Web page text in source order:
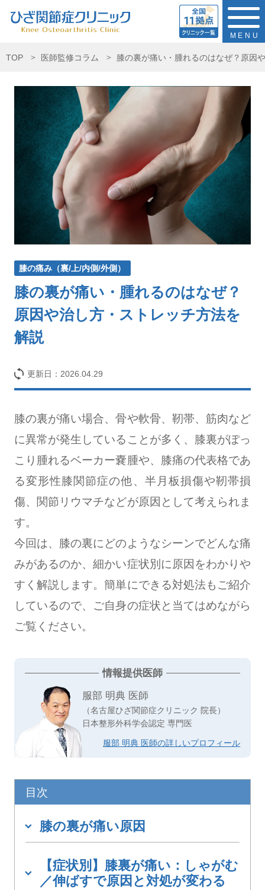
MENU
TOP 医師監修コラム 膝の裏が痛い・腫れるのはなぜ？原因
膝の痛み（裏/上/内側/外側）
膝の裏が痛い・腫れるのはなぜ？
原因や治し方・ストレッチ方法を
解説
更新日： 2026.04.29
膝の裏が痛い場合、骨や軟骨、靭帯、筋肉など
に異常が発生していることが多く、膝裏がぽっ
こり腫れるベーカー嚢腫や、膝痛の代表格であ
る変形性膝関節症の他、半月板損傷や靭帯損
傷、関節リウマチなどが原因として考えられま
す。
今回は、膝の裏にどのようなシーンでどんな痛
みがあるのか、細かい症状別に原因をわかりや
すく解説します。簡単にできる対処法もご紹介
しているので、ご自身の症状と当てはめながら
ご覧ください。
情報提供医師
服部 明典 医師
（名古屋ひざ関節症クリニック 院長）
日本整形外科学会認定 専門医
服部 明典 医師の詳しいプロフィール
目次
膝の裏が痛い原因
【症状別】膝裏が痛い：しゃがむ
／伸ばすで原因と対処が変わる